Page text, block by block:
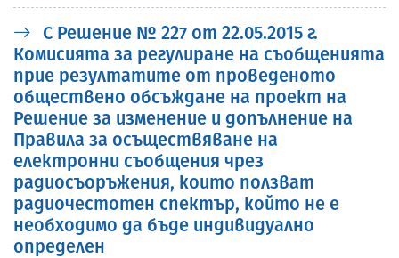
С Решение № 227 от 22.05.2015 г.
Комисията за регулиране на съобщенията
прие резултатите от проведеното
обществено обсъждане на проект на
Решение за изменение и допълнение на
Правила за осъществяване на
електронни съобщения чрез
радиосъоръжения, които ползват
радиочестотен спектър, който не е
необходимо да бъде индивидуално
определен